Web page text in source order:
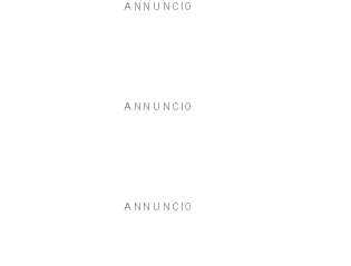
ANNUNCIO
ANNUNCIO
ANNUNCIO